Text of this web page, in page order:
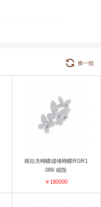
换一组
格拉夫蝴蝶缱绻蝴蝶RGR1
089 戒指
￥180000